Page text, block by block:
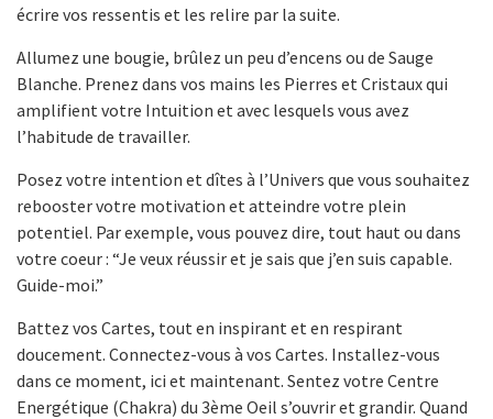
écrire vos ressentis et les relire par la suite.
Allumez une bougie, brûlez un peu d’encens ou de Sauge
Blanche. Prenez dans vos mains les Pierres et Cristaux qui
amplifient votre Intuition et avec lesquels vous avez
l’habitude de travailler.
Posez votre intention et dîtes à l’Univers que vous souhaitez
rebooster votre motivation et atteindre votre plein
potentiel. Par exemple, vous pouvez dire, tout haut ou dans
votre coeur : “Je veux réussir et je sais que j’en suis capable.
Guide-moi.”
Battez vos Cartes, tout en inspirant et en respirant
doucement. Connectez-vous à vos Cartes. Installez-vous
dans ce moment, ici et maintenant. Sentez votre Centre
Energétique (Chakra) du 3ème Oeil s’ouvrir et grandir. Quand